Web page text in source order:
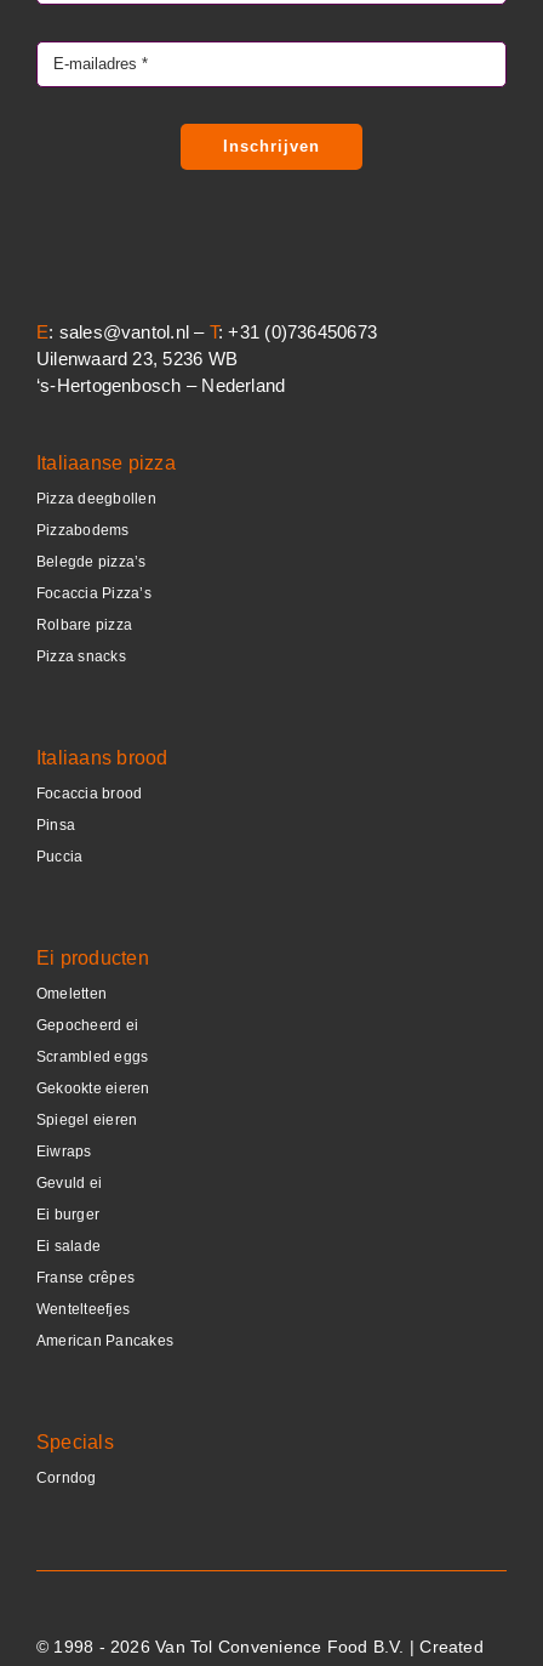
Italiaanse pizza
Pizza deegbollen
Pizzabodems
Belegde pizza’s
Focaccia Pizza’s
Rolbare pizza
Pizza snacks
Italiaans brood
Focaccia brood
Pinsa
Puccia
Ei producten
Omeletten
Gepocheerd ei
Scrambled eggs
Gekookte eieren
Spiegel eieren
Eiwraps
Gevuld ei
Ei burger
Ei salade
Franse crêpes
Wentelteefjes
American Pancakes
Specials
Corndog
Inschrijven
E: sales@vantol.nl – T: +31 (0)736450673
Uilenwaard 23, 5236 WB
‘s-Hertogenbosch – Nederland
© 1998 - 2026 Van Tol Convenience Food B.V. | Created